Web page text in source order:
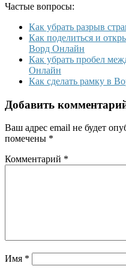
Частые вопросы:
Как убрать разрыв
Как поделиться и
Ворд Онлайн
Как убрать пробел
Онлайн
Как сделать рамку в
Добавить
Ваш адрес email не будет
помечены *
Комментарий *
Имя *